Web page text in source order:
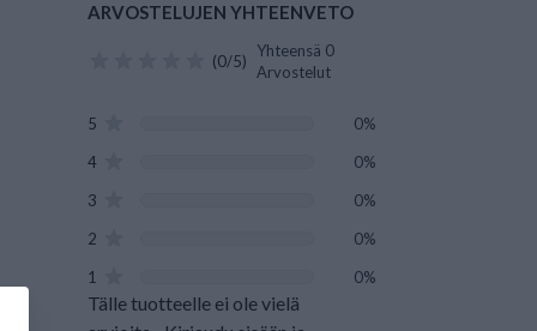
ARVOSTELUJEN YHTEENVETO
(0/5)
Yhteensä 0
Arvostelut
5
0%
4
0%
3
0%
2
0%
1
0%
Tälle tuotteelle ei ole vielä